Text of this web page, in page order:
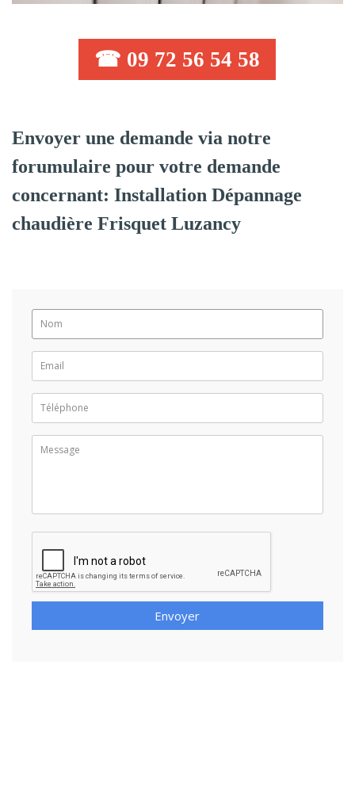
☎ 09 72 56 54 58
Envoyer une demande via notre
forumulaire pour votre demande
concernant: Installation Dépannage
chaudière Frisquet Luzancy
Envoyer